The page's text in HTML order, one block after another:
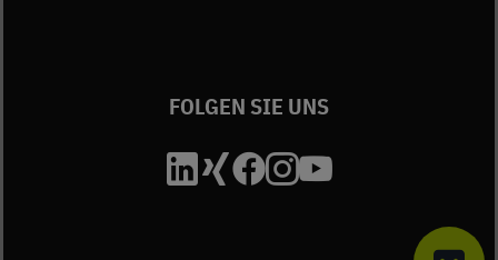
FOLGEN SIE UNS
Die Unfallkasse
Die Unfallkasse
Die Unfallkasse
DieDie